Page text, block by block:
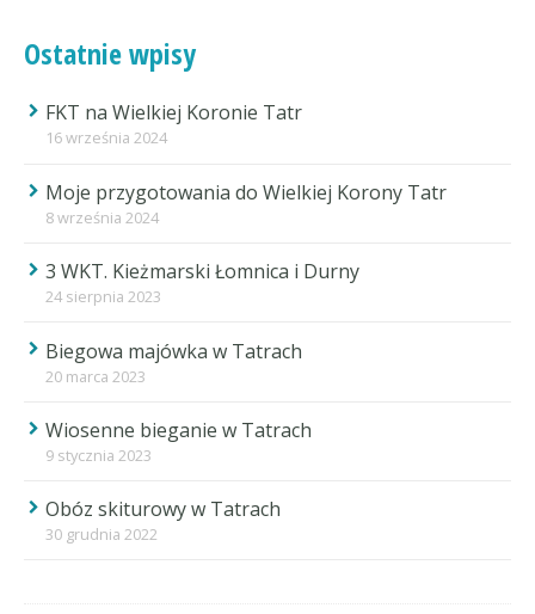
Ostatnie wpisy
FKT na Wielkiej Koronie Tatr
16 września 2024
Moje przygotowania do Wielkiej Korony Tatr
8 września 2024
3 WKT. Kieżmarski Łomnica i Durny
24 sierpnia 2023
Biegowa majówka w Tatrach
20 marca 2023
Wiosenne bieganie w Tatrach
9 stycznia 2023
Obóz skiturowy w Tatrach
30 grudnia 2022